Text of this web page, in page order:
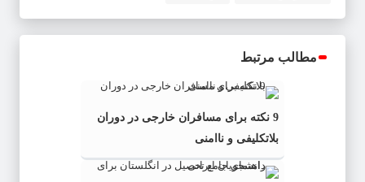
مطالب مرتبط
9 نکته برای مسافران خارجی در دوران
بلاتکلیفی و ناامنی